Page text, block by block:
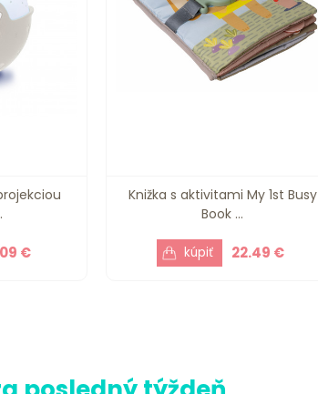
€
Knižka s aktivitami My 1st Busy
Book ...
22.49 €